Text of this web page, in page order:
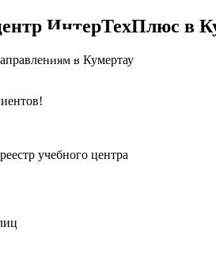
ИнтерТехПлюс в
в Кумертау
учебного центра